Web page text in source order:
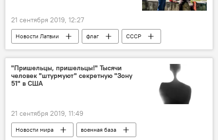
21 сентября 2019, 12:27
Новости Латвии флаг
СССР
Латвия
9 Мая
Рига
Даугавпилс
День Победы
"Пришельцы, пришельцы!" Тысячи
человек "штурмуют" секретную "Зону
51" в США
21 сентября 2019, 11:49
Новости мира
военная база